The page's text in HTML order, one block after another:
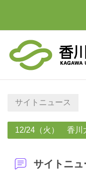
サイトニュース
12/24（火） 香川
サイトニュ